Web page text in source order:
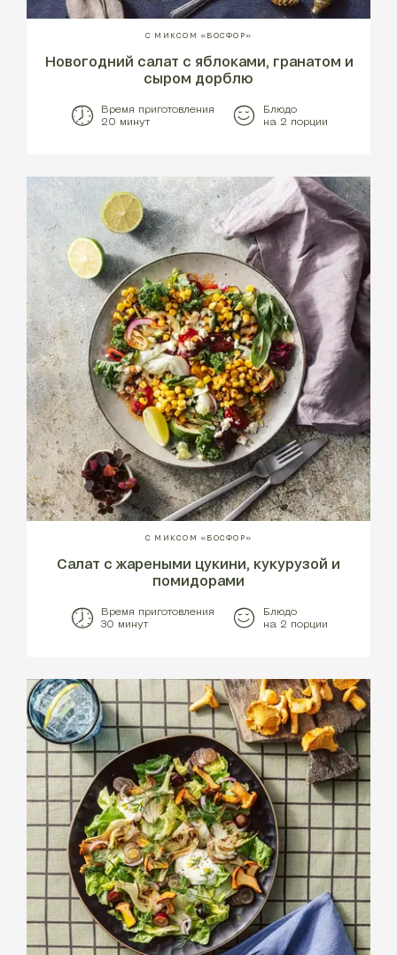
С МИКСОМ «БОСФОР»
Новогодний салат с яблоками, гранатом и
сыром дорблю
Время приготовления
20 минут
Блюдо
на 2 порции
С МИКСОМ «БОСФОР»
Салат с жареными цукини, кукурузой и
помидорами
Время приготовления
30 минут
Блюдо
на 2 порции